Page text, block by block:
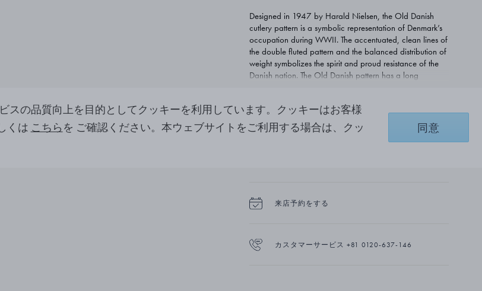
Designed in 1947 by Harald Nielsen, the Old Danish
cutlery pattern is a symbolic representation of Denmark’s
occupation during WWII. The accentuated, clean lines of
the double fluted pattern and the balanced distribution of
weight symbolizes the spirit and proud resistance of the
Danish nation. The Old Danish pattern has a long
cutlery at state banquets and more recently it was given
as a wedding gift to Their Royal Highnesses The Crown
Prince and The Crown Princess of Denmark in 2004.
商品詳細
来店予約をする
カスタマーサービス +81 0120-637-146
スの品質向上を目的としてクッキーを利用しています。クッキーはお客様
くは こちら を ご確認ください。本ウェブサイトをご利用する場合は、クッ
同意